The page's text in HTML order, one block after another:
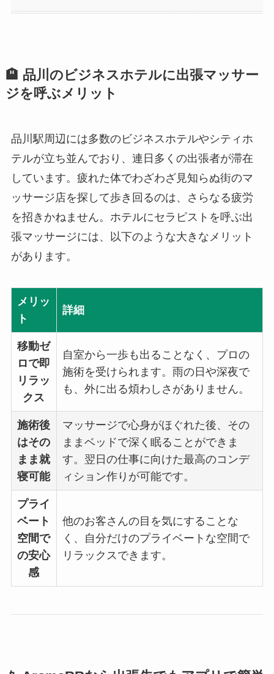
🏨 品川のビジネスホテルに出張マッサー
ジを呼ぶメリット
品川駅周辺には多数のビジネスホテルやシティホ
テルが立ち並んでおり、連日多くの出張者が滞在
しています。疲れた体でわざわざ見知らぬ街のマ
ッサージ店を探して歩き回るのは、さらなる疲労
を招きかねません。ホテルにセラピストを呼ぶ出
張マッサージには、以下のような大きなメリット
があります。
メリッ
ト
詳細
移動ゼ
ロで即
リラッ
クス
自室から一歩も出ることなく、プロの
施術を受けられます。雨の日や深夜で
も、外に出る煩わしさがありません。
施術後
はその
まま就
寝可能
マッサージで心身がほぐれた後、その
ままベッドで深く眠ることができま
す。翌日の仕事に向けた最高のコンデ
ィション作りが可能です。
プライ
ベート
空間で
の安心
感
他のお客さんの目を気にすることな
く、自分だけのプライベートな空間で
リラックスできます。